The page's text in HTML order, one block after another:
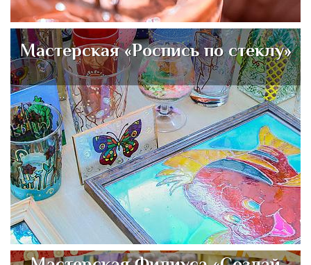
Мастерская «Роспись по стеклу»